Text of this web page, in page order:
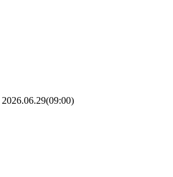
2026.06.29(09:00)